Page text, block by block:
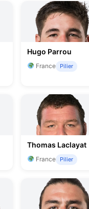
Hugo Parrou
France Pilier
Thomas Laclayat
France Pilier